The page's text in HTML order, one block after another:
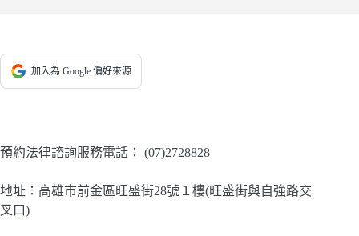
加入為 Google 偏好來源
預約法律諮詢服務電話： (07)2728828
地址：高雄市前金區旺盛街28號１樓(旺盛街與自強路交
叉口)